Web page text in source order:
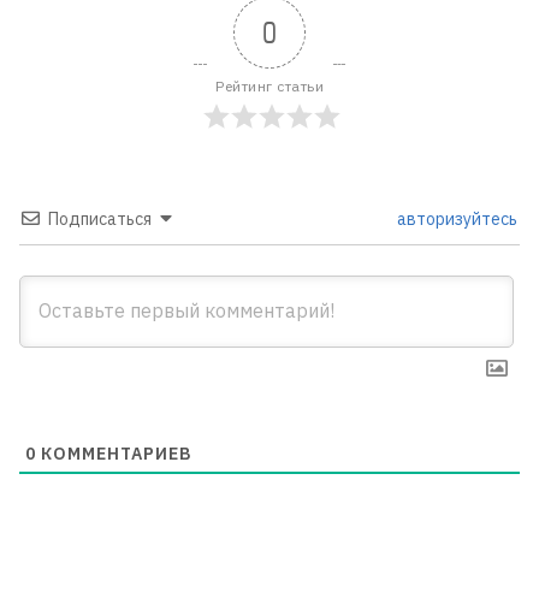
0
Рейтинг статьи
Подписаться авторизуйтесь
0 КОММЕНТАРИЕВ